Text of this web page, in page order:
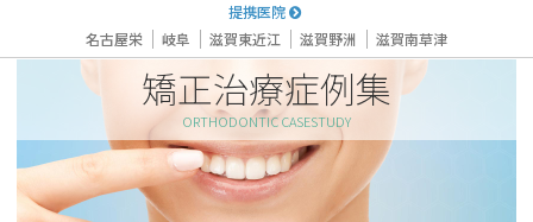
提携医院
名古屋栄 ｜ 岐阜 ｜ 滋賀東近江 ｜ 滋賀野洲 ｜ 滋賀南草津
矯正治療症例集
ORTHODONTIC CASESTUDY